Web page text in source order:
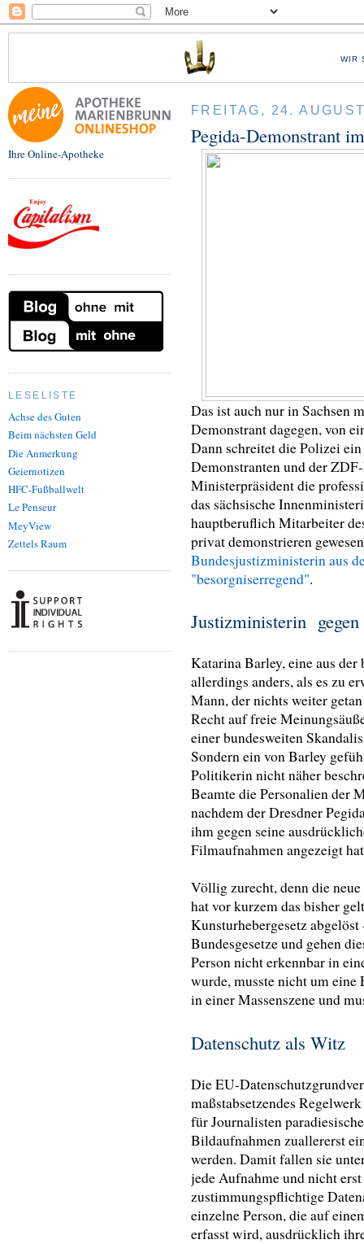
WIR
Ihre Online-Apotheke
LESELISTE
Achse des Guten
Beim nächsten Geld
Die Anmerkung
Geiernotizen
HFC-Fußballwelt
Le Penseur
MeyView
Zettels Raum
FREITAG, 24.
Pegida-Demonstrant
Das ist auch nur in Sachsen
Demonstrant dagegen, von
Dann schreitet die Polizei
Demonstranten und der
Ministerpräsident die
das sächsische
hauptberuflich Mitarbeiter
privat demonstrieren
Bundesjustizministerin aus
"besorgniserregend".
Justizministerin gegen
Katarina Barley, eine aus
allerdings anders, als es zu
Mann, der nichts weiter
Recht auf freie
einer bundesweiten
Sondern ein von Barley
Politikerin nicht näher
Beamte die Personalien der
nachdem der Dresdner
ihm gegen seine
Filmaufnahmen angezeigt
Völlig zurecht, denn die
hat vor kurzem das bisher
Kunsturhebergesetz
Bundesgesetze und gehen
Person nicht erkennbar in
wurde, musste nicht um
in einer Massenszene und
Datenschutz als Witz
Die EU-
maßstabsetzendes
für Journalisten
Bildaufnahmen zuallererst
werden. Damit fallen sie
jede Aufnahme und nicht
zustimmungspflichtige
einzelne Person, die auf
erfasst wird, ausdrücklich